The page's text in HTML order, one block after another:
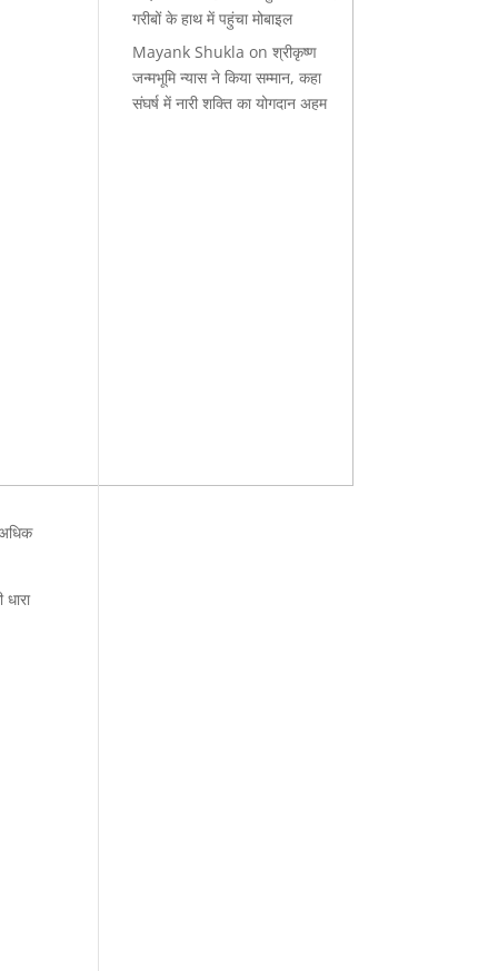
गरीबों के हाथ में पहुंचा मोबाइल
Mayank Shukla onश्रीकृष्ण
जन्मभूमि न्यास ने किया सम्मान, कहा
संघर्ष में नारी शक्ति का योगदान अहम